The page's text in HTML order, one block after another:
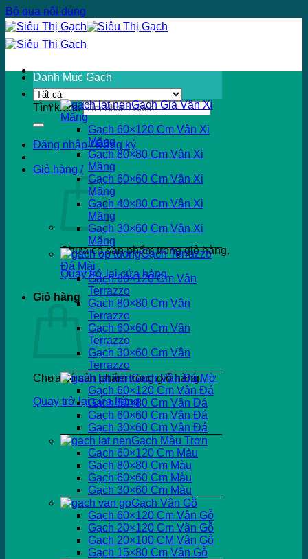
Bỏ qua nội dung
Tìm kiếm:
Đăng nhập / Đăng ký
Giỏ hàng /
Chưa có sản phẩm trong giỏ hàng.
Quay trở lại cửa hàng
Giỏ hàng
Chưa có sản phẩm trong giỏ hàng.
Quay trở lại cửa hàng
Danh Mục Gạch
Gạch Giả Vân Xi
Măng
Gạch 60×120 Cm Vân Xi
Măng
Gạch 80×80 Cm Vân Xi
Măng
Gạch 60×60 Cm Vân Xi
Măng
Gạch 40×80 Cm Vân Xi
Măng
Gạch 30×60 Cm Vân Xi
Măng
Gạch Terrazzo
Đá Mài
Gạch 60×120 Cm Vân
Terrazzo
Gạch 80×80 Cm Vân
Terrazzo
Gạch 60×60 Cm Vân
Terrazzo
Gạch 30×60 Cm Vân
Terrazzo
Gạch Vân Đá Mờ
Gạch 60×120 Cm Vân Đá
Gạch 80×80 Cm Vân Đá
Gạch 60×60 Cm Vân Đá
Gạch 30×60 Cm Vân Đá
Gạch Màu Trơn
Gạch 60×120 Cm Màu
Gạch 80×80 Cm Màu
Gạch 60×60 Cm Màu
Gạch 30×60 Cm Màu
Gạch Vân Gỗ
Gạch 60×120 Cm Vân Gỗ
Gạch 20×120 Cm Vân Gỗ
Gạch 20×100 CM Vân Gỗ
Gạch 15×80 Cm Vân Gỗ